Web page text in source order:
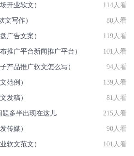
开业软文） 114人看
文写作） 80人看
广告文案） 119人看
推广平台新闻推广平台） 101人看
产品推广软文怎么写） 94人看
范例） 139人看
发稿） 81人看
题多半出现在这儿 215人看
传媒） 90人看
软文范文） 101人看